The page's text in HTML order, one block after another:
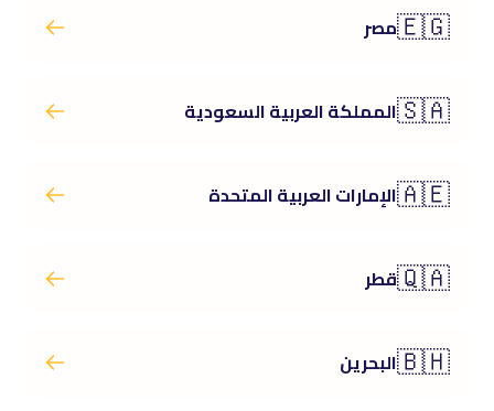
🇪🇬مصر
🇸🇦المملكة العربية السعودية
🇦🇪الإمارات العربية المتحدة
🇶🇦قطر
🇧🇭البحرين